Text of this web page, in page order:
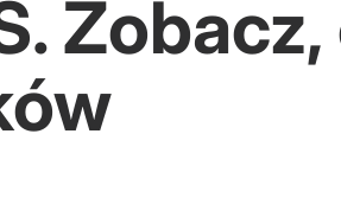
Zobacz,